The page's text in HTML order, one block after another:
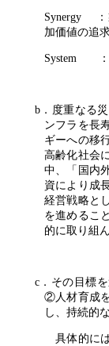
Synergy ：
加価値の追
System ：
b．度重なる
ンフラを長
ギーへの移
高齢化社会
中、「国内
資により成
経営戦略と
を進めるこ
的に取り組
c．その目標
②人材育成
し、持続的
具体的に